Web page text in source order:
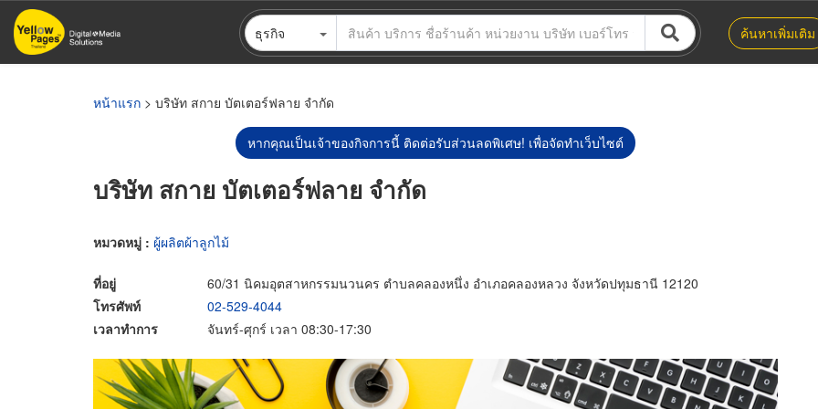
ข้าม
ไป
ธุรกิจ ค้นหาเพิ่มเติม
หน้าแรก > บริษัท สกาย บัตเตอร์ฟลาย จำกัด
หากคุณเป็นเจ้าของกิจการนี้ ติดต่อรับส่วนลดพิเศษ! เพื่อจัดทำเว็บไซต์
บริษัท สกาย บัตเตอร์ฟลาย จำกัด
หมวดหมู่ : ผู้ผลิตผ้าลูกไม้
ที่อยู่
60/31 นิคมอุตสาหกรรมนวนคร ตำบลคลองหนึ่ง อำเภอคลองหลวง จังหวัดปทุมธานี 12120
โทรศัพท์
02-529-4044
เวลาทำการ
จันทร์-ศุกร์ เวลา 08:30-17:30